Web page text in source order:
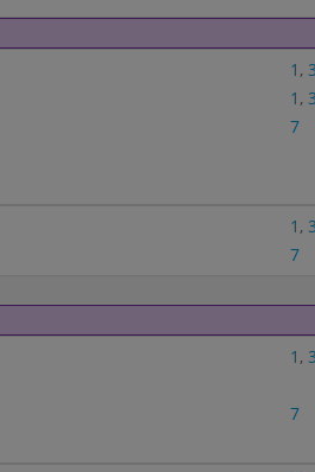
1 , 3
1 , 3
7
1 , 3
7
1 , 3
7